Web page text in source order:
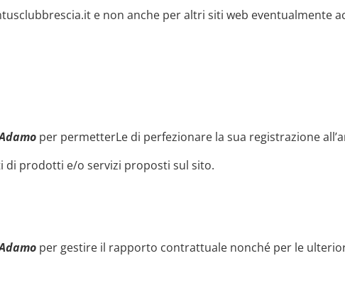
e non anche per altri siti web eventualmente
per permetterLe di perfezionare la sua registrazione
di prodotti e/o servizi proposti sul sito.
per gestire il rapporto contrattuale nonché per le